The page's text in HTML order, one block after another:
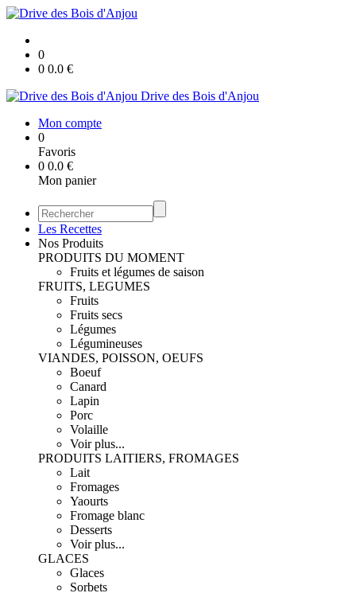
0
0 0.0 €
Drive des Bois d'Anjou
Mon compte
0
Favoris
0 0.0 €
Mon panier
Les Recettes
Nos Produits
PRODUITS DU MOMENT
Fruits et légumes de saison
FRUITS, LEGUMES
Fruits
Fruits secs
Légumes
Légumineuses
VIANDES, POISSON, OEUFS
Boeuf
Canard
Lapin
Porc
Volaille
Voir plus...
PRODUITS LAITIERS, FROMAGES
Lait
Fromages
Yaourts
Fromage blanc
Desserts
Voir plus...
GLACES
Glaces
Sorbets